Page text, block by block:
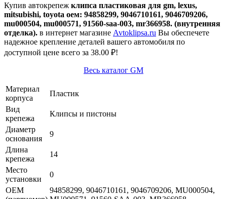
Купив автокрепеж клипса пластиковая для gm, lexus,
mitsubishi, toyota оем: 94858299, 9046710161, 9046709206,
mu000504, mu000571, 91560-saa-003, mr366958. (внутренняя
отделка). в интернет магазине Avtoklipsa.ru Вы обеспечете
надежное крепление деталей вашего автомобиля по
доступной цене всего за 38.00 ₽!
Весь каталог GM
Материал
корпуса
Пластик
Вид
крепежа
Клипсы и пистоны
Диаметр
основания
9
Длина
крепежа
14
Место
установки
0
OEM
94858299, 9046710161, 9046709206, MU000504,